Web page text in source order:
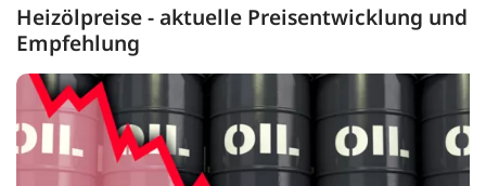
Heizölpreise - aktuelle Preisentwicklung und
Empfehlung